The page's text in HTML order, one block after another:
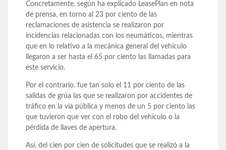
Concretamente, según ha explicado LeasePlan en nota
de prensa, en torno al 23 por ciento de las
reclamaciones de asistencia se realizaron por
incidencias relacionadas con los neumáticos, mientras
que en lo relativo a la mecánica general del vehículo
llegaron a ser hasta el 65 por ciento las llamadas para
este servicio.
Por el contrario, fue tan solo el 11 por ciento de las
salidas de grúa las que se realizaron por accidentes de
tráfico en la vía pública y menos de un 5 por ciento las
que tuvieron que ver con el robo del vehículo o la
pérdida de llaves de apertura.
Así, del cien por cien de solicitudes que se realizó a la